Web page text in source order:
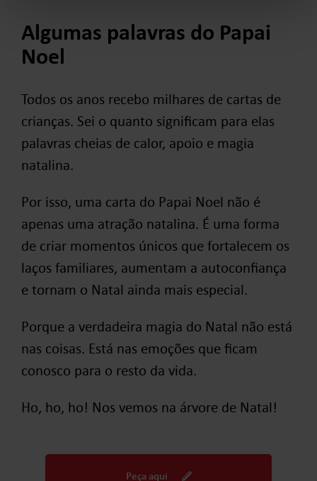
Algumas palavras do Papai
Noel
Todos os anos recebo milhares de cartas de
crianças. Sei o quanto significam para elas
palavras cheias de calor, apoio e magia
natalina.
Por isso, uma carta do Papai Noel não é
apenas uma atração natalina. É uma forma
de criar momentos únicos que fortalecem os
laços familiares, aumentam a autoconfiança
e tornam o Natal ainda mais especial.
Porque a verdadeira magia do Natal não está
nas coisas. Está nas emoções que ficam
conosco para o resto da vida.
Ho, ho, ho! Nos vemos na árvore de Natal!
Peça aqui